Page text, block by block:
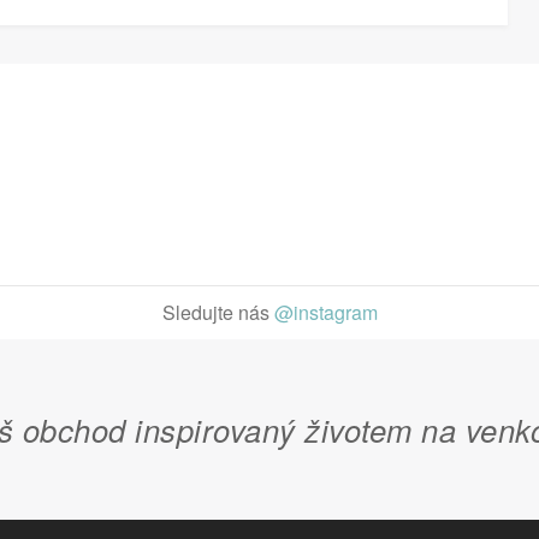
Sledujte nás@instagram
obchod inspirovaný životem na